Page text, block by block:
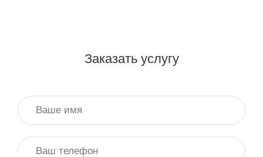
Заказать услугу